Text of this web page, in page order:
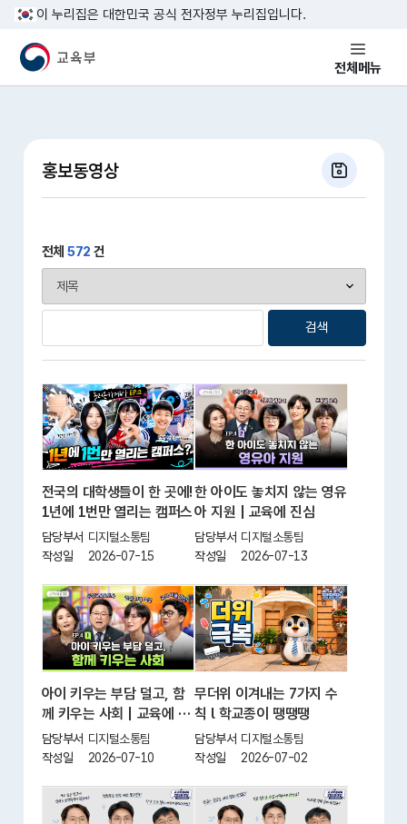
본문 바로가기
이 누리집은 대한민국 공식 전자정부 누리집입니다.
교육부 국민 메인홈페이지 전체메뉴
홍보동영상
전체572 건
검색
전국의 대학생들이 한 곳에!
1년에 1번만 열리는 캠퍼스
담당부서 디지털소통팀
작성일
2026-07-15
한 아이도 놓치지 않는 영유
아 지원 | 교육에 진심
담당부서 디지털소통팀
작성일
2026-07-13
아이 키우는 부담 덜고, 함
께 키우는 사회 | 교육에 진
심
담당부서 디지털소통팀
작성일
2026-07-10
무더위 이겨내는 7가지 수
칙 l 학교종이 땡땡땡
담당부서 디지털소통팀
작성일
2026-07-02